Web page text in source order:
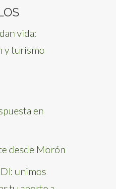
vida:
y turismo
en
desde Morón
unimos